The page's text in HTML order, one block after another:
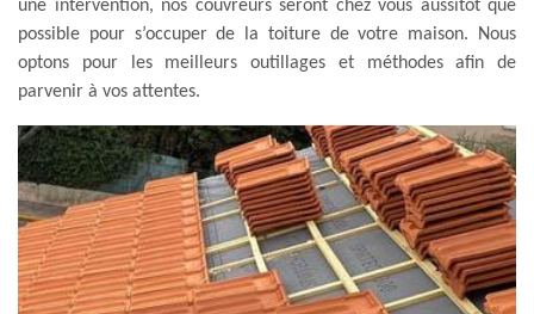
une intervention, nos couvreurs seront chez vous aussitôt que
possible pour s’occuper de la toiture de votre maison. Nous
optons pour les meilleurs outillages et méthodes afin de
parvenir à vos attentes.